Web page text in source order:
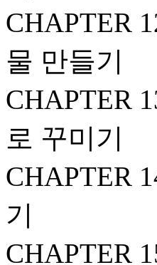
CHAPTER
물 만들기
CHAPTER
로 꾸미기
CHAPTER
기
CHAPTER